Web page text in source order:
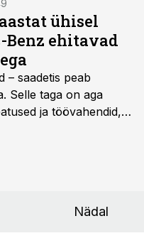
ühisel
Benz ehitavad
– saadetis peab
Selle taga on aga
ja töövahendid,
Nädal